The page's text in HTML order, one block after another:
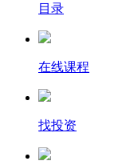
目录
在线课程
找投资